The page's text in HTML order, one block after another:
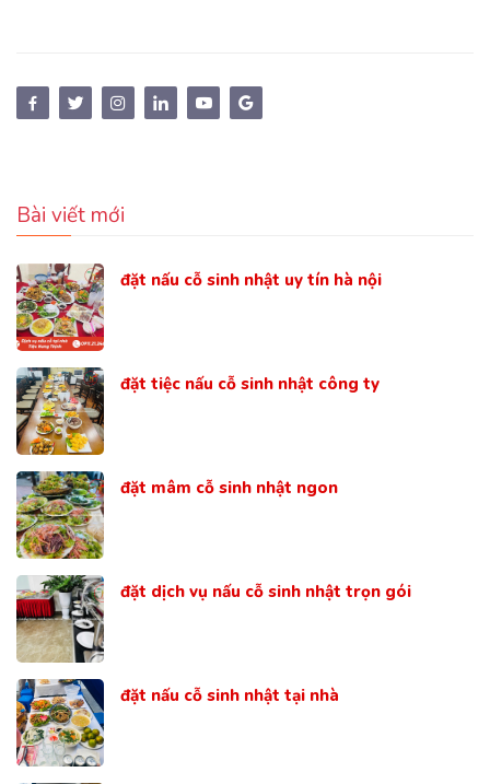
Bài viết mới
đặt nấu cỗ sinh nhật uy tín hà nội
đặt tiệc nấu cỗ sinh nhật công ty
đặt mâm cỗ sinh nhật ngon
đặt dịch vụ nấu cỗ sinh nhật trọn gói
đặt nấu cỗ sinh nhật tại nhà